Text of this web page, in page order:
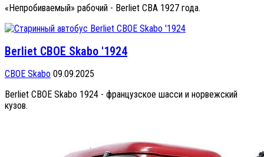
«Непробиваемый» рабочий - Berliet CBA 1927 года.
Berliet CBOE Skabo '1924
CBOE Skabo 09.09.2025
Berliet CBOE Skabo 1924 - французское шасси и норвежский
кузов.